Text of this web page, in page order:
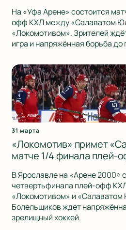
На «Уфа Арене» состоится
офф КХЛ между «Салаватом
«Локомотивом». Зрителей
игра и напряжённая борьба до
31 марта
«Локомотив» примет
матче 1/4 финала плей-
В Ярославле на «Арене 2000»
четвертьфинала плей-офф
«Локомотивом» и
Болельщиков ждет
зрелищный хоккей.